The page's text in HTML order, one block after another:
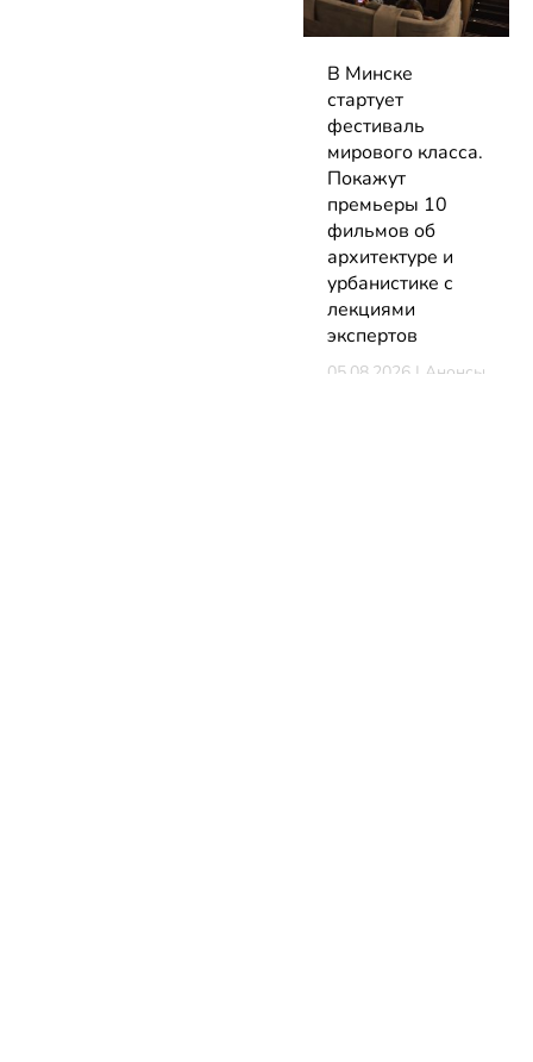
В Минске
стартует
фестиваль
мирового класса.
Покажут
премьеры 10
фильмов об
архитектуре и
урбанистике с
лекциями
экспертов
05.08.2026 | Анонсы